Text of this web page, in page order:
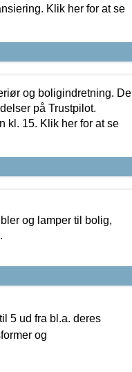
Klik her for at se
og boligindretning. De
på Trustpilot.
kl. 15. Klik her for at se
og lamper til bolig,
5 ud fra bl.a. deres
og